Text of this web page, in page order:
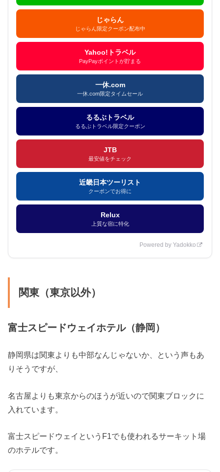
じゃらん
じゃらん限定クーポン配布中
Yahoo!トラベル
PayPayポイントが貯まる
一休.com
一休.com限定タイムセール
るるぶトラベル
るるぶトラベル限定クーポン
JTB
最安値をチェック
近畿日本ツーリスト
クーポンでお得に
Relux
上質な宿に特化
Powered by Yadokko
関東（東京以外）
富士スピードウェイホテル（静岡）
静岡県は関東よりも中部なんじゃないか、という声もあ
りそうですが、
名古屋よりも東京からのほうが近いので関東ブロックに
入れています。
富士スピードウェイというF1でも使われるサーキット場
のホテルです。